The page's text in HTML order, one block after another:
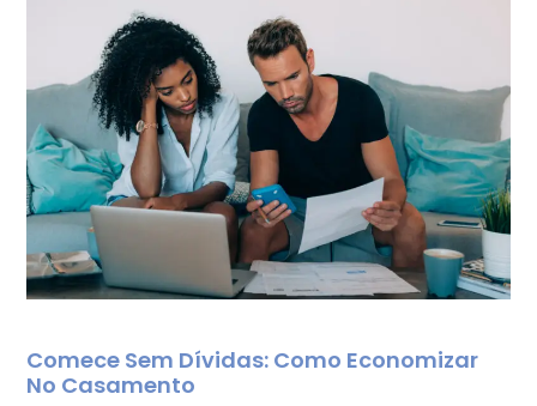
Comece Sem Dívidas: Como Economizar
No Casamento